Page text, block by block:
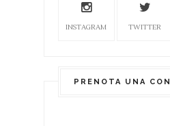
INSTAGRAM TWITTER
PRENOTA UNA